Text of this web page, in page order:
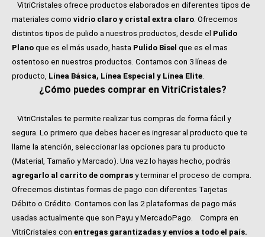
VitriCristales ofrece productos elaborados en diferentes tipos de
materiales como vidrio claro y cristal extra claro. Ofrecemos
distintos tipos de pulido a nuestros productos, desde el Pulido
Plano que es el más usado, hasta Pulido Bisel que es el mas
ostentoso en nuestros productos. Contamos con 3 líneas de
producto, Línea Básica, Línea Especial y Línea Elite.
¿Cómo puedes comprar en VitriCristales?
VitriCristales te permite realizar tus compras de forma fácil y
segura. Lo primero que debes hacer es ingresar al producto que te
llame la atención, seleccionar las opciones para tu producto
(Material, Tamaño y Marcado). Una vez lo hayas hecho, podrás
agregarlo al carrito de compras y terminar el proceso de compra.
Ofrecemos distintas formas de pago con diferentes Tarjetas
Débito o Crédito. Contamos con las 2 plataformas de pago más
usadas actualmente que son Payu y MercadoPago.
Compra en
VitriCristales con entregas garantizadas y envíos a todo el país.